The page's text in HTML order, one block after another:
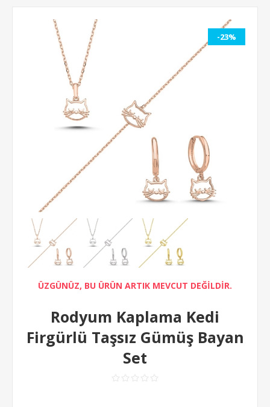
-23%
ÜZGÜNÜZ, BU ÜRÜN ARTIK MEVCUT DEĞİLDİR.
Rodyum Kaplama Kedi
Firgürlü Taşsız Gümüş Bayan
Set